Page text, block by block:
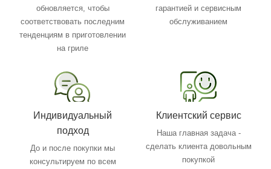
обновляется, чтобы
соответствовать последним
тенденциям в приготовлении
на гриле
гарантией и сервисным
обслуживанием
Индивидуальный
подход
До и после покупки мы
консультируем по всем
Клиентский сервис
Наша главная задача -
сделать клиента довольным
покупкой